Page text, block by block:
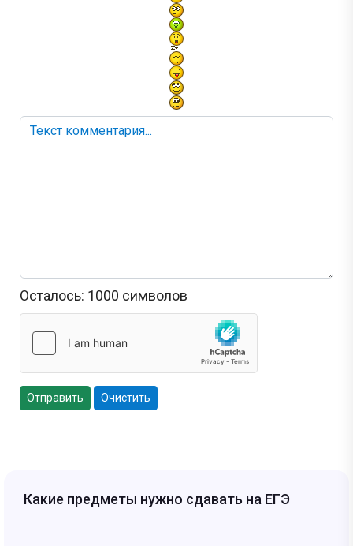
Осталось: 1000 символов
Отправить Очистить
Какие предметы нужно сдавать на ЕГЭ